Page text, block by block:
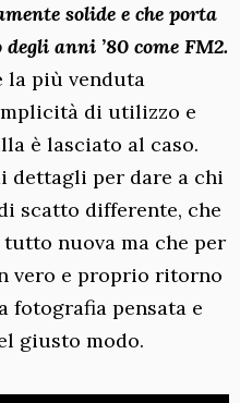
solide e che porta
anni ’80 come FM2.
la più venduta
di utilizzo e
è lasciato al caso.
dettagli per dare a chi
scatto differente, che
nuova ma che per
vero e proprio ritorno
fotografia pensata e
giusto modo.